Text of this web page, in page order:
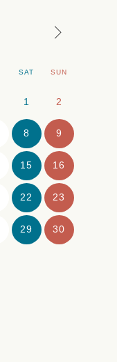
SAT SUN
1 2
8 9
15 16
22 23
29 30